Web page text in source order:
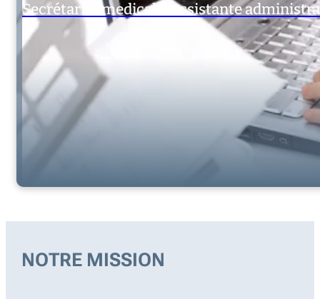
Secrétariat medical & assistante
NOTRE MISSION